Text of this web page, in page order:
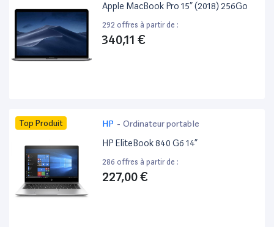
Apple MacBook Pro 15” (2018) 256Go
292 offres à partir de :
340,11 €
Top Produit HP - Ordinateur portable
HP EliteBook 840 G6 14”
286 offres à partir de :
227,00 €